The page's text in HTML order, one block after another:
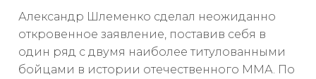
Александр Шлеменко сделал неожиданно
откровенное заявление, поставив себя в
один ряд с двумя наиболее титулованными
бойцами в истории отечественного ММА. По